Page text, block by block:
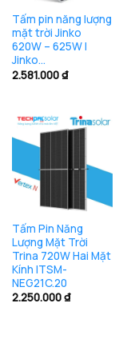
Tấm pin năng lượng
mặt trời Jinko
620W – 625W |
Jinko…
2.581.000₫
Tấm Pin Năng
Lượng Mặt Trời
Trina 720W Hai Mặt
Kính |TSM-
NEG21C.20
2.250.000₫